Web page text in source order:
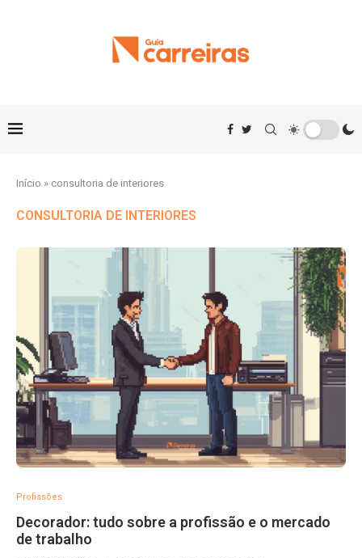
Início » consultoria de interiores
CONSULTORIA DE INTERIORES
Profissões
Decorador: tudo sobre a profissão e o mercado
de trabalho